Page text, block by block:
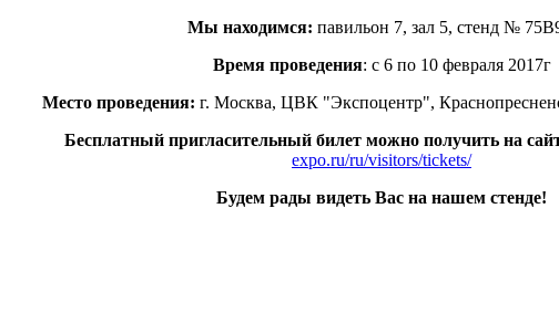
Мы находимся: павильон 7, зал 5, стенд №
Время проведения: с 6 по 10 февраля 2017г
Место проведения: г. Москва, ЦВК "Экспоцентр",
Бесплатный пригласительный билет можно получить на
expo.ru/ru/visitors/tickets/
Будем рады видеть Вас на нашем стенде!